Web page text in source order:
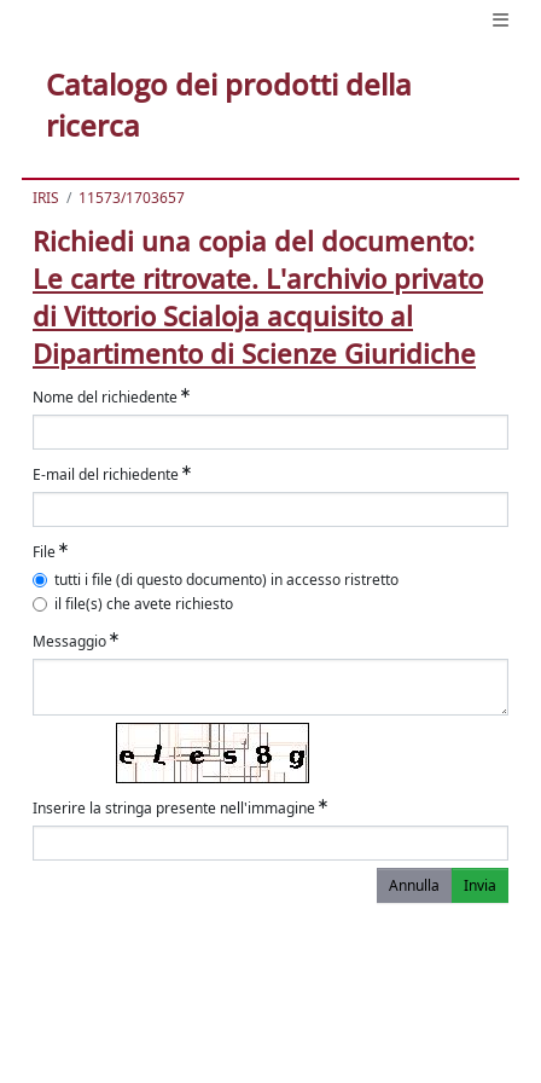
Catalogo dei prodotti della
ricerca
IRIS 11573/1703657
Richiedi una copia del documento:
Le carte ritrovate. L'archivio privato
di Vittorio Scialoja acquisito al
Dipartimento di Scienze Giuridiche
Nome del richiedente
E-mail del richiedente
File
tutti i file (di questo documento) in accesso ristretto
il file(s) che avete richiesto
Messaggio
Inserire la stringa presente nell'immagine
Annulla Invia